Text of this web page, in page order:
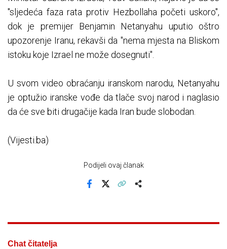
"sljedeća faza rata protiv Hezbollaha početi uskoro",
dok je premijer Benjamin Netanyahu uputio oštro
upozorenje Iranu, rekavši da "nema mjesta na Bliskom
istoku koje Izrael ne može dosegnuti".
U svom video obraćanju iranskom narodu, Netanyahu
je optužio iranske vođe da tlače svoj narod i naglasio
da će sve biti drugačije kada Iran bude slobodan.
(Vijesti.ba)
Podijeli ovaj članak
Chat čitatelja